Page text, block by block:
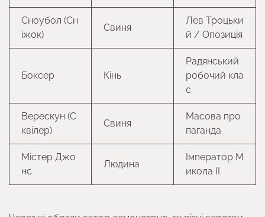
Сноубол (Сн
іжок)
Свиня
Лев Троцьки
й / Опозиція
Боксер Кінь
Радянський
робочий кла
с
Верескун (С
квілер)
Свиня
Масова про
паганда
Містер Джо
нс
Людина
Імператор М
икола II